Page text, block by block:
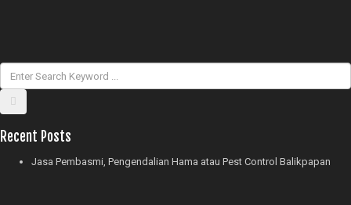
Recent Posts
Jasa Pembasmi, Pengendalian Hama atau Pest Control Balikpapan